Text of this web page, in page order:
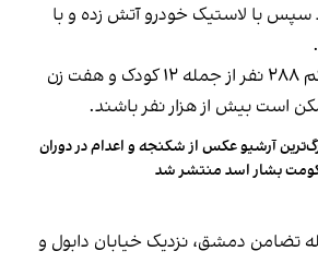
با لاستیک خودرو آتش زده و با
تعداد قربانیان دست‌کم ۲۸۸ نفر از جمله ۱۲ کودک و هفت زن
است بیش از هزار نفر باشند.
آرشیو عکس از شکنجه و اعدام در دوران
بشار اسد منتشر شد
در محله تضامن دمشق، نزدیک خیابان دابول و